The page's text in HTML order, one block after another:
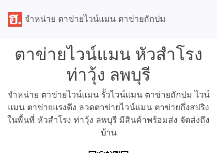
จำหน่าย ตาข่ายไวน์แมน ตาข่ายถักปม
ตาข่ายไวน์แมน หัวสำโรง
ท่าวุ้ง ลพบุรี
จำหน่าย ตาข่ายไวน์แมน รั้วไวน์แมน ตาข่ายถักปม ไวน์
แมน ตาข่ายแรงดึง ลวดตาข่ายไวน์แมน ตาข่ายกึ่งสปริง
ในพื้นที่ หัวสำโรง ท่าวุ้ง ลพบุรี มีสินค้าพร้อมส่ง จัดส่งถึง
บ้าน